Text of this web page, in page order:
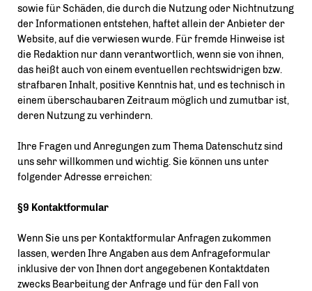
sowie für Schäden, die durch die Nutzung oder Nichtnutzung
der Informationen entstehen, haftet allein der Anbieter der
Website, auf die verwiesen wurde. Für fremde Hinweise ist
die Redaktion nur dann verantwortlich, wenn sie von ihnen,
das heißt auch von einem eventuellen rechtswidrigen bzw.
strafbaren Inhalt, positive Kenntnis hat, und es technisch in
einem überschaubaren Zeitraum möglich und zumutbar ist,
deren Nutzung zu verhindern.
Ihre Fragen und Anregungen zum Thema Datenschutz sind
uns sehr willkommen und wichtig. Sie können uns unter
folgender Adresse erreichen:
§9 Kontaktformular
Wenn Sie uns per Kontaktformular Anfragen zukommen
lassen, werden Ihre Angaben aus dem Anfrageformular
inklusive der von Ihnen dort angegebenen Kontaktdaten
zwecks Bearbeitung der Anfrage und für den Fall von